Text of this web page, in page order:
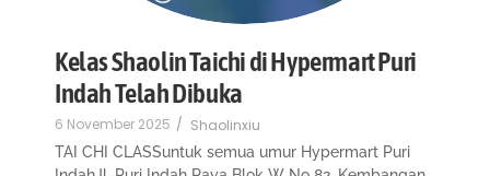
Kelas Shaolin Taichi di Hypermart Puri
Indah Telah Dibuka
6 November 2025 / Shaolinxiu
TAI CHI CLASSuntuk semua umur Hypermart Puri